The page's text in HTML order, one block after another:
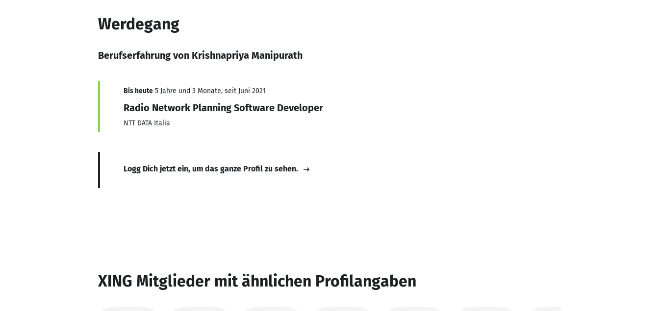
Werdegang
Berufserfahrung von Krishnapriya Manipurath
Bis heute 5 Jahre und 3 Monate, seit Juni 2021
Radio Network Planning Software Developer
NTT DATA Italia
Logg Dich jetzt ein, um das ganze Profil zu sehen.
XING Mitglieder mit ähnlichen Profilangaben